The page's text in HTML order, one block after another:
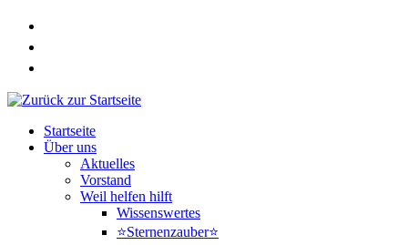
Zum
springen
Startseite
Über uns
Aktuelles
Vorstand
Weil helfen hilft
Wissenswertes
⭐Sternenzauber⭐